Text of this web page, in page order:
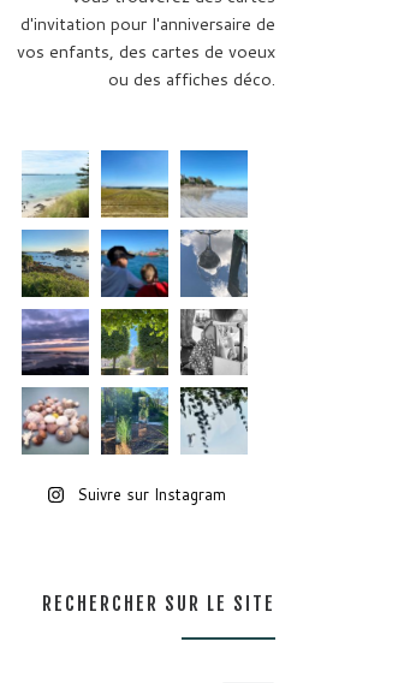
d'invitation pour l'anniversaire de
vos enfants, des cartes de voeux
ou des affiches déco.
Suivre sur Instagram
RECHERCHER SUR LE SITE